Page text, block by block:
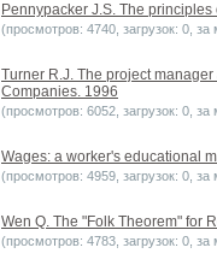
Pennypacker J.S. The
(просмотров: 4740, загрузок: 0, за
Turner R.J. The project
Companies. 1996
(просмотров: 6052, загрузок: 0, за
Wages: a worker's educational
(просмотров: 4959, загрузок: 0, за
Wen Q. The "Folk Theorem" for
(просмотров: 4783, загрузок: 0, за